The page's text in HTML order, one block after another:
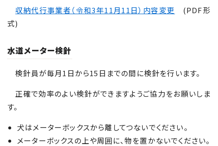
収納代行事業者（令和3年11月11日）内容変更
(PDF形
式)
水道メーター検針
検針員が毎月1日から15日までの間に検針を行います。
正確で効率のよい検針ができますようご協力をお願いしま
す。
犬はメーターボックスから離してつないでください。
メーターボックスの上や周囲に、物を置かないでください。